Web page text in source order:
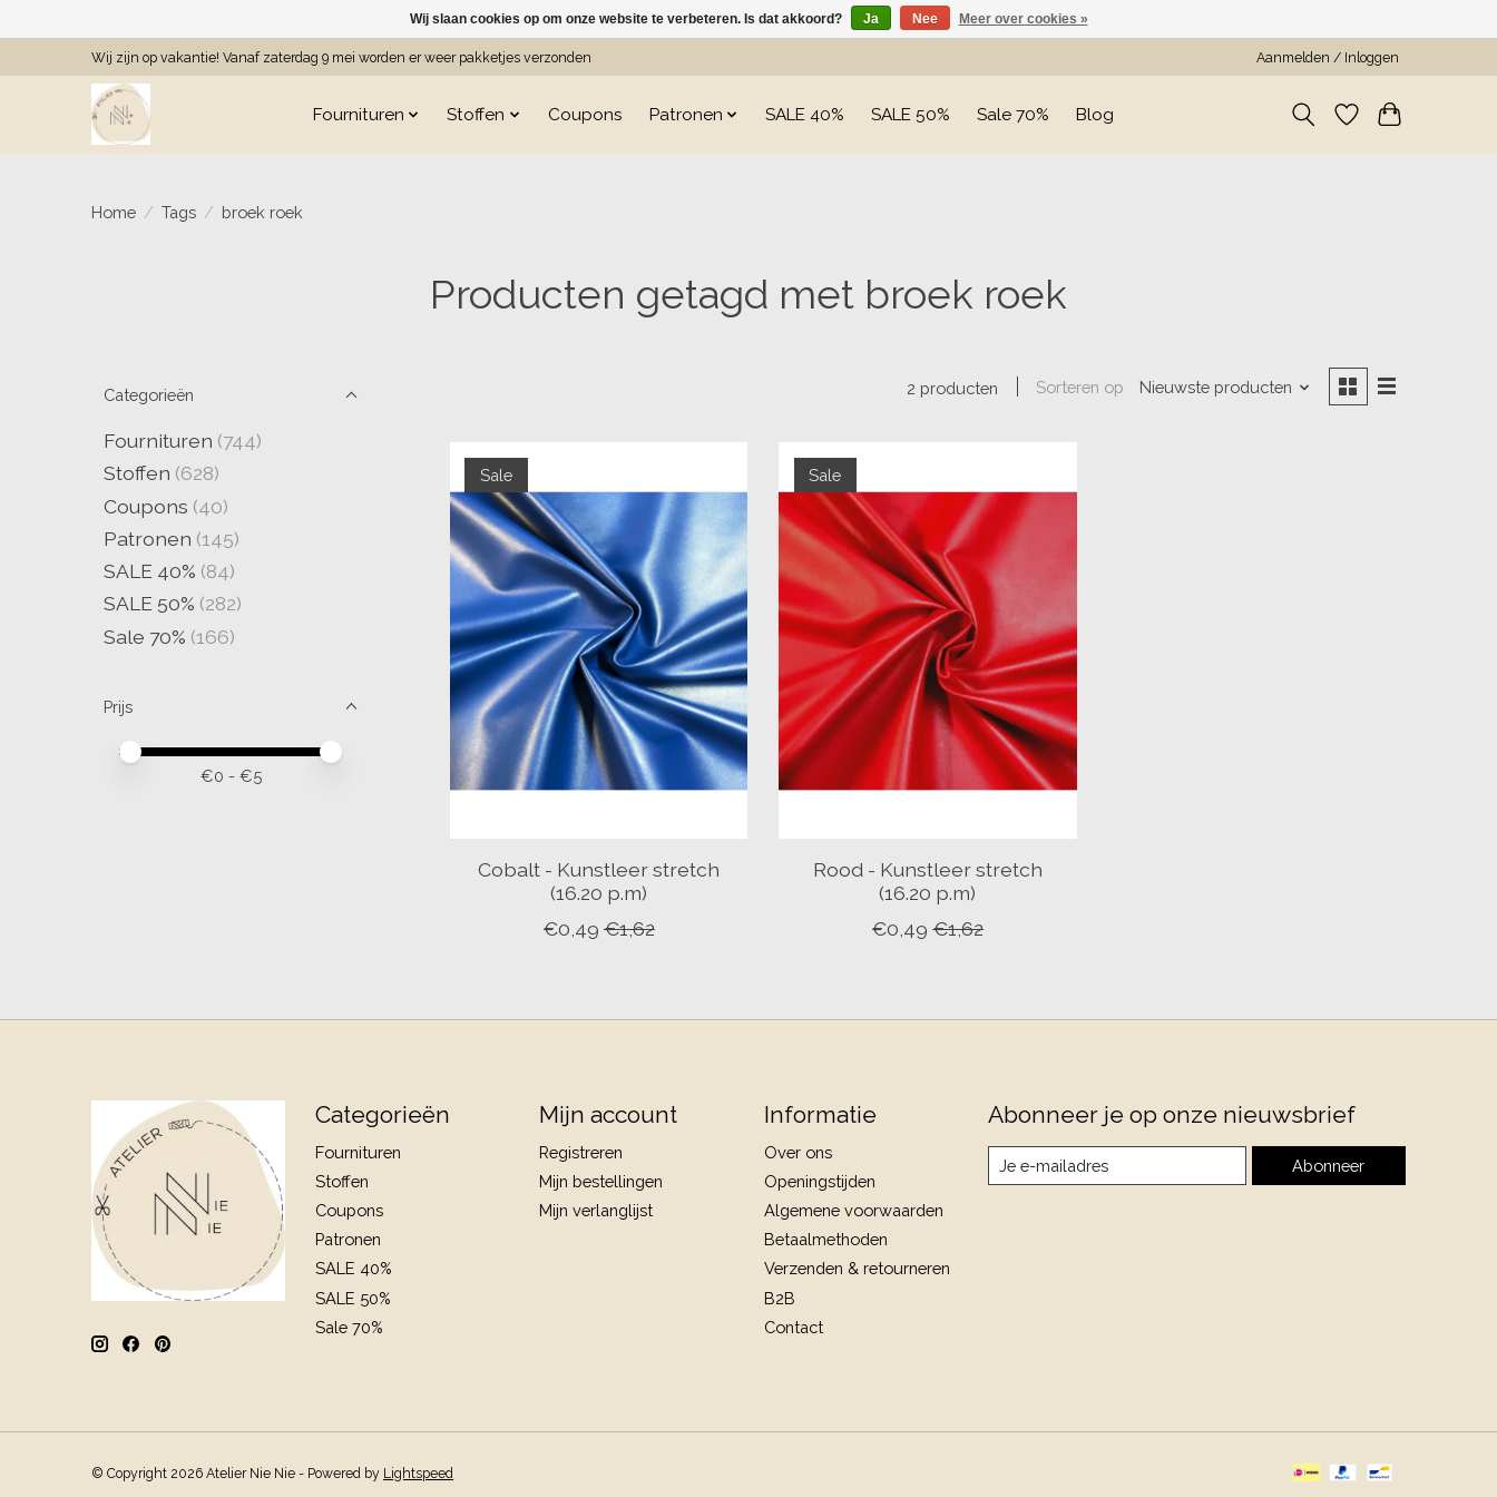
Wij zijn op vakantie! Vanaf zaterdag 9 mei worden er weer pakketjes verzonden Aanmelden / Inloggen
Fournituren Stoffen Coupons Patronen SALE 40% SALE 50% Sale 70% Blog
Home / Tags / broek roek
Producten getagd met broek roek
Categorieën
Fournituren (744)
Stoffen (628)
Coupons (40)
Patronen (145)
SALE 40% (84)
SALE 50% (282)
Sale 70% (166)
Prijs
Minimale prijswaarde
Price maximum value
€0 - €5
2 producten Sorteren op Nieuwste producten
Sale
Cobalt - Kunstleer stretch
(16.20 p.m)
€0,49 €1,62
Sale
Rood - Kunstleer stretch
(16.20 p.m)
€0,49 €1,62
Categorieën
Fournituren
Stoffen
Coupons
Patronen
SALE 40%
SALE 50%
Sale 70%
Mijn account
Registreren
Mijn bestellingen
Mijn verlanglijst
Informatie
Over ons
Openingstijden
Algemene voorwaarden
Betaalmethoden
Verzenden & retourneren
B2B
Contact
Abonneer je op onze nieuwsbrief
Abonneer
© Copyright 2026 Atelier Nie Nie - Powered by Lightspeed
Wij slaan cookies op om onze website te verbeteren. Is dat akkoord? Ja Nee Meer over cookies »